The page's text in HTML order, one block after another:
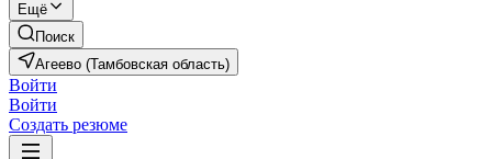
Ещё
Поиск
Агеево (Тамбовская область)
Войти
Войти
Создать резюме